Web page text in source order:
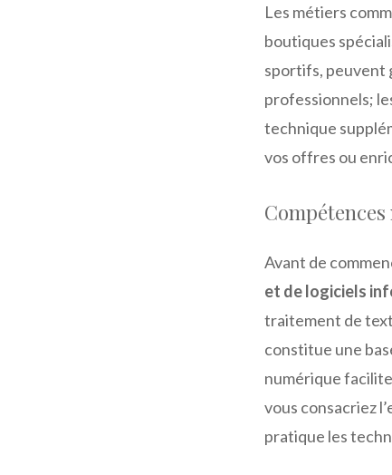
Les métiers
boutiques
sportifs, peuvent
professionnels;
technique
vos offres ou
Avant de
et de logiciels
traitement de
constitue une
numérique
vous consacriez
pratique les